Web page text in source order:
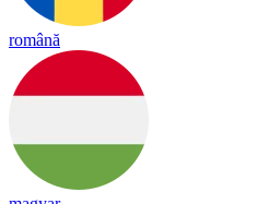
română